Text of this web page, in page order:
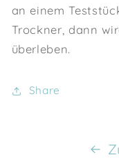
an einem
Trockner, dann
überleben.
Share